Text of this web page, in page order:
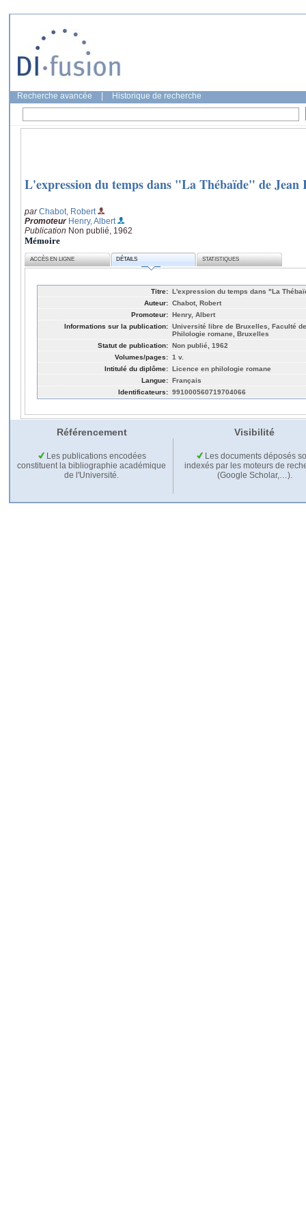
Recherche avancée Historique de recherche
L'expression du temps dans "La Thébaïde" de Jean
parChabot, Robert
Promoteur Henry, Albert
Publication Non publié, 1962
Mémoire
ACCÈS EN LIGNE DÉTAILS STATISTIQUES
Titre: L'expression du temps dans "La
Auteur: Chabot, Robert
Promoteur: Henry, Albert
Informations sur la publication: Université libre de Bruxelles, Faculté
Philologie romane, Bruxelles
Statut de publication: Non publié, 1962
Volumes/pages: 1 v.
Intitulé du diplôme: Licence en philologie romane
Langue: Français
Identificateurs: 991000560719704066
Référencement Visibilité
Les publications encodées
constituent la bibliographie académique
de l'Université.
Les documents déposés
indexés par les moteurs de
(Google Scholar,…).